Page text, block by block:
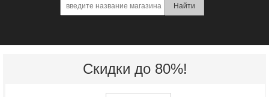
Скидки до 80%!